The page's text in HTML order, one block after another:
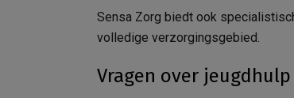
Sensa Zorg biedt ook
volledige verzorgingsgebied.
Vragen over